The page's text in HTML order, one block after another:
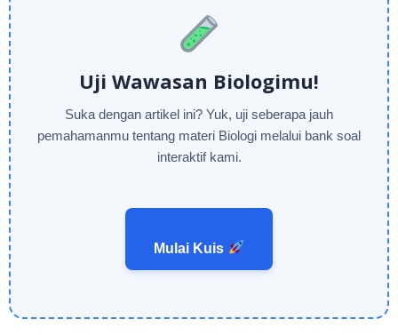
Uji Wawasan Biologimu!
Suka dengan artikel ini? Yuk, uji seberapa jauh
pemahamanmu tentang materi Biologi melalui bank soal
interaktif kami.
Mulai Kuis